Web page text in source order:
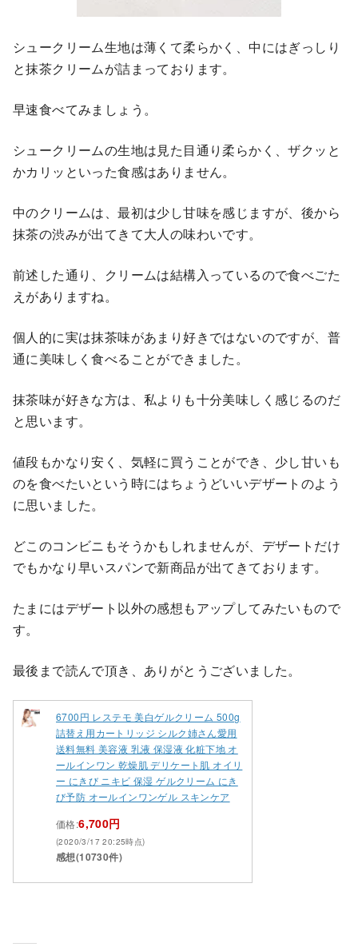
シュークリーム生地は薄くて柔らかく、中にはぎっしり
と抹茶クリームが詰まっております。
早速食べてみましょう。
シュークリームの生地は見た目通り柔らかく、ザクッと
かカリッといった食感はありません。
中のクリームは、最初は少し甘味を感じますが、後から
抹茶の渋みが出てきて大人の味わいです。
前述した通り、クリームは結構入っているので食べごた
えがありますね。
個人的に実は抹茶味があまり好きではないのですが、普
通に美味しく食べることができました。
抹茶味が好きな方は、私よりも十分美味しく感じるのだ
と思います。
値段もかなり安く、気軽に買うことができ、少し甘いも
のを食べたいという時にはちょうどいいデザートのよう
に思いました。
どこのコンビニもそうかもしれませんが、デザートだけ
でもかなり早いスパンで新商品が出てきております。
たまにはデザート以外の感想もアップしてみたいもので
す。
最後まで読んで頂き、ありがとうございました。
6700円 レステモ 美白ゲルクリーム 500g
詰替え用カートリッジ シルク姉さん愛用
送料無料 美容液 乳液 保湿液 化粧下地 オ
ールインワン 乾燥肌 デリケート肌 オイリ
ー にきび ニキビ 保湿 ゲルクリーム にき
び予防 オールインワンゲル スキンケア
価格:6,700円
(2020/3/17 20:25時点)
感想(10730件)